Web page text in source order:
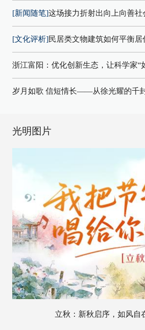
[新闻随笔]这场接力折射出向上向善社
[文化评析]民居类文物建筑如何平衡居
浙江富阳：优化创新生态，让科学家“
岁月如歌 信短情长——从徐光耀的千
光明图片
立秋：新秋启序，如风自